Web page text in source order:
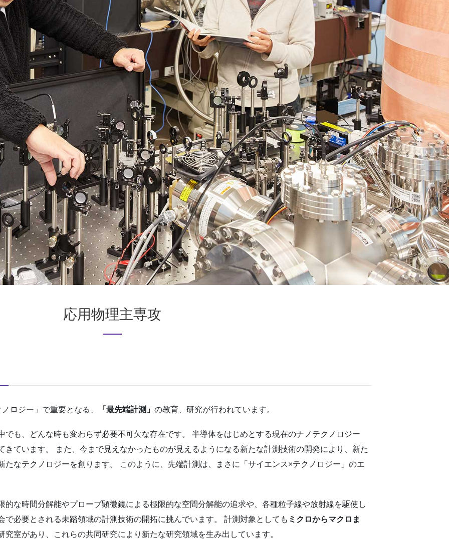
応用物理主専攻
ロジー」で重要となる、 「最先端計測」の教育、研究が行われています。
でも、どんな時も変わらず必要不可欠な存在です。 半導体をはじめとする現在のナノテクノロジー
きています。 また、今まで見えなかったものが見えるようになる新たな計測技術の開発により、新た
たなテクノロジーを創ります。 このように、先端計測は、まさに「サイエンス×テクノロジー」のエ
的な時間分解能やプローブ顕微鏡による極限的な空間分解能の追求や、各種粒子線や放射線を駆使し
で必要とされる未踏領域の計測技術の開拓に挑んでいます。 計測対象としても ミクロからマクロま
究室があり、これらの共同研究により新たな研究領域を生み出しています。